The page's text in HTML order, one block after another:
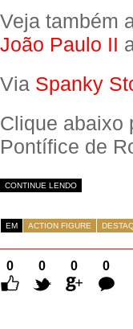
Veja também
João Paulo II
Via Spanky
Clique abaixo
Pontífice de
CONTINUE LENDO
EM ACTION FIGURE
0 0 0
0